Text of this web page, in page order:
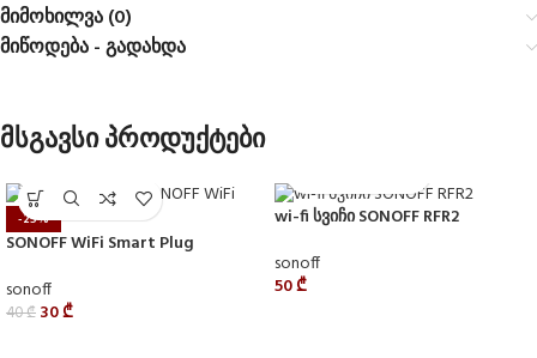
მიმოხილვა (0)
მიწოდება - გადახდა
მსგავსი პროდუქტები
-25%
SONOFF WiFi Smart Plug
sonoff
40₾ 30₾
wi-fi სვიჩი SONOFF RFR2
sonoff
50₾